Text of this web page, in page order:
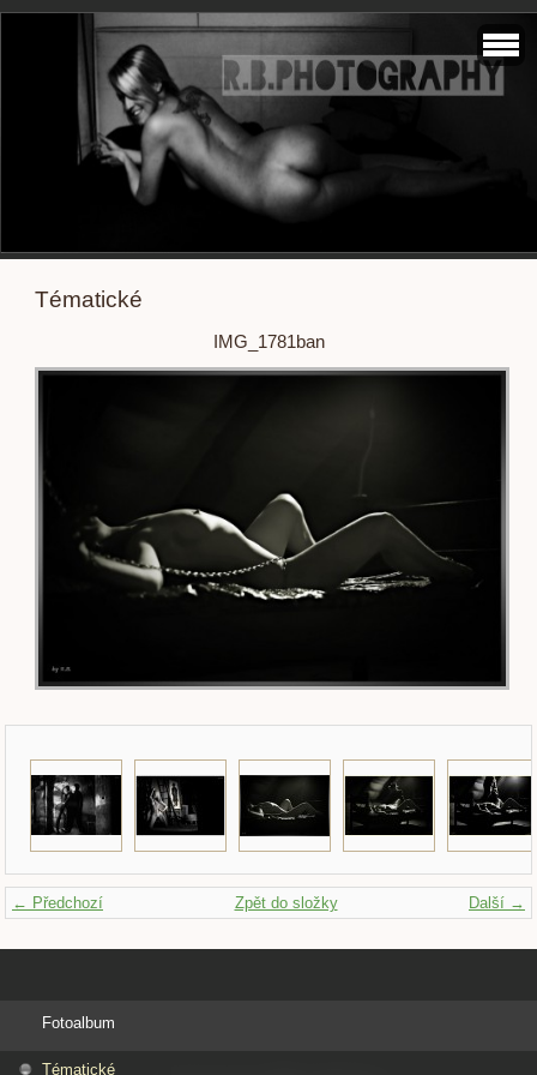
Tématické
IMG_1781ban
← Předchozí Další →
Zpět do složky
Fotoalbum
Tématické